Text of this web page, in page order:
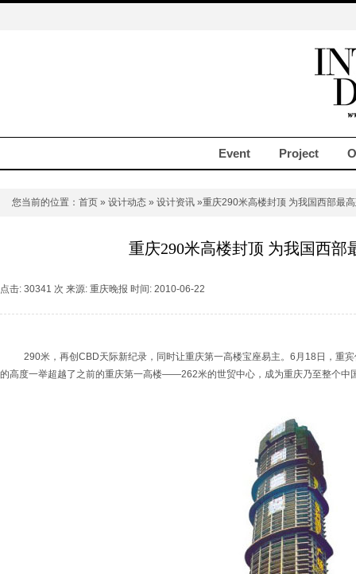
Event Project
您当前的位置： 首页 » 设计动态 » 设计资讯 »重庆290米高楼封顶 为我国西部最
重庆290米高楼封顶 为我国西部
点击: 30341 次 来源: 重庆晚报 时间: 2010-06-22
290米，再创CBD天际新纪录，同时让重庆第一高楼宝座易主。6月18日，重宾
的高度一举超越了之前的重庆第一高楼——262米的世贸中心，成为重庆乃至整个中